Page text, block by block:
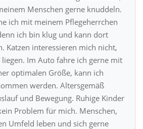
Menschen gerne knuddeln.
ich mit meinem Pflegeherrchen
ich bin klug und kann dort
Katzen interessieren mich nicht,
liegen. Im Auto fahre ich gerne mit
optimalen Größe, kann ich
werden. Altersgemäß
und Bewegung. Ruhige Kinder
Problem für mich. Menschen,
Umfeld leben und sich gerne